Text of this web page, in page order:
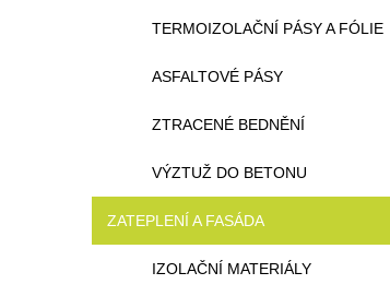
TERMOIZOLAČNÍ PÁSY A FÓLIE
ASFALTOVÉ PÁSY
ZTRACENÉ BEDNĚNÍ
VÝZTUŽ DO BETONU
ZATEPLENÍ A FASÁDA
IZOLAČNÍ MATERIÁLY